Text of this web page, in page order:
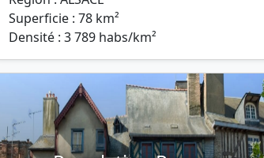
Superficie : 78 km²
Densité : 3 789 habs/km²